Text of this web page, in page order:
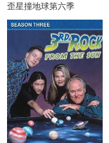
歪星撞地球第六季